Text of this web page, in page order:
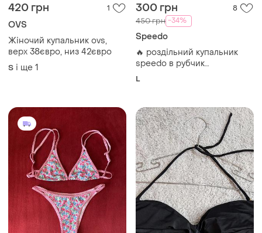
420 грн 1
OVS
Жіночий купальник ovs,
верх 38євро, низ 42євро
S і ще 1
300 грн 8
450 грн -34%
Speedo
​🔥 роздільний купальник
speedo в рубчик
(теракотовий)
L